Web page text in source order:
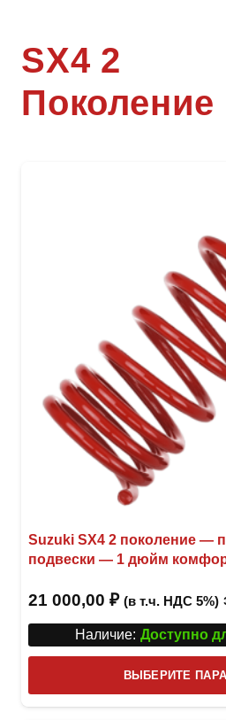
SX4 2
Поколение
Suzuki SX4 2 поколение —
подвески — 1 дюйм
21 000,00 ₽ (в т.ч. НДС 5%)
Наличие: Доступно
ВЫБЕРИТЕ